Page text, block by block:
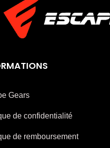
Gears
de confidentialité
de remboursement